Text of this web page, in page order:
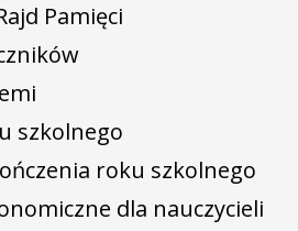
Pamięci
szkolnego
roku szkolnego
dla nauczycieli